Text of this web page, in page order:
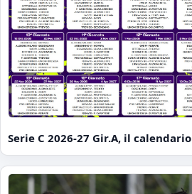
Serie C 2026-27 Gir.A, il calendario